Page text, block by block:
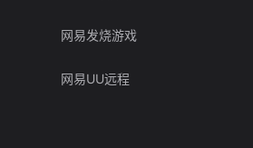
网易发烧游戏
网易UU远程